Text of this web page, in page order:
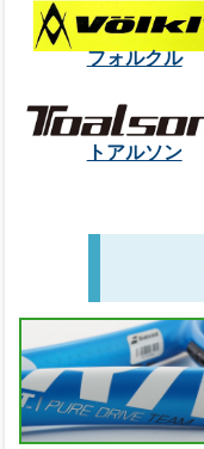
フォルクル
トアルソン